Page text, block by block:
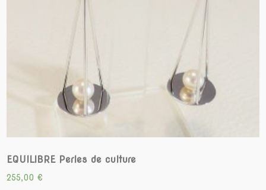
EQUILIBRE Perles de culture
255,00 €